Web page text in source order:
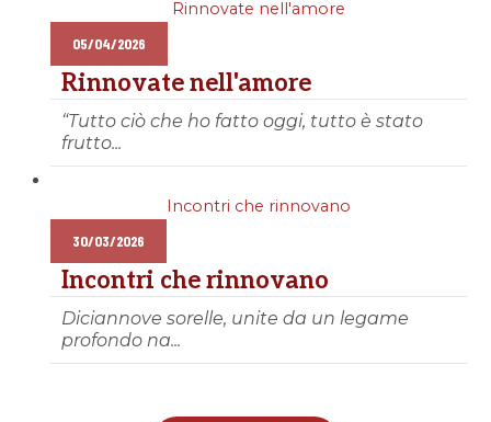
Rinnovate nell'amore
05/04/2026
Rinnovate nell'amore
“Tutto ciò che ho fatto oggi, tutto è stato
frutto...
Incontri che rinnovano
30/03/2026
Incontri che rinnovano
Diciannove sorelle, unite da un legame
profondo na...